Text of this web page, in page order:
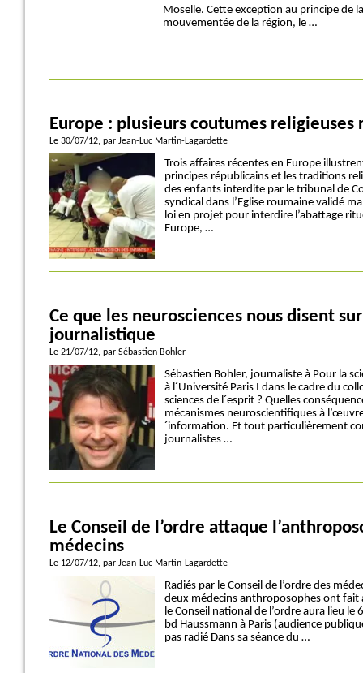
Moselle. Cette exception au principe de
mouvementée de la région, le …
Europe : plusieurs coutumes
Le 30/07/12, par Jean-Luc Martin-Lagardette
Trois affaires récentes en Europe
principes républicains et les traditions
des enfants interdite par le tribunal de
syndical dans l’Eglise roumaine validé
loi en projet pour interdire l’abattage
Europe, …
Ce que les neurosciences nous disent
journalistique
Le 21/07/12, par Sébastien Bohler
Sébastien Bohler, journaliste à Pour la
à l´Université Paris I dans le cadre du
sciences de l´esprit ? Quelles
mécanismes neuroscientifiques à
´information. Et tout particulièrement
journalistes …
Le Conseil de l’ordre attaque
médecins
Le 12/07/12, par Jean-Luc Martin-Lagardette
Radiés par le Conseil de l’ordre des
deux médecins anthroposophes ont fait
le Conseil national de l’ordre aura lieu
bd Haussmann à Paris (audience
pas radié Dans sa séance du …